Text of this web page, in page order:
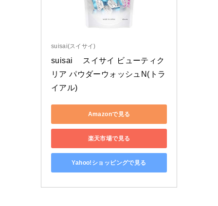
suisai(スイサイ)
suisai　 スイサイ ビューティク
リア パウダーウォッシュN(トラ
イアル)
Amazonで見る
楽天市場で見る
Yahoo!ショッピングで見る